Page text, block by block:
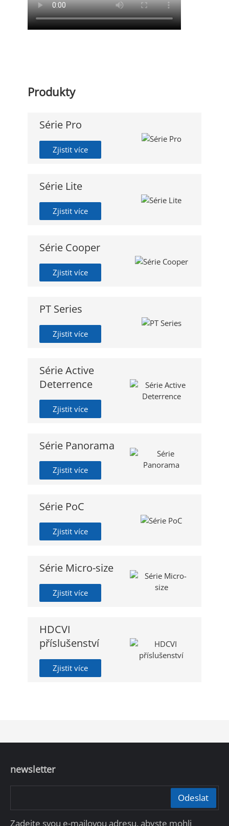
Produkty
Série Pro
Zjistit více
Série Lite
Zjistit více
Série Cooper
Zjistit více
PT Series
Zjistit více
Série Active
Deterrence
Zjistit více
Série Panorama
Zjistit více
Série PoC
Zjistit více
Série Micro-size
Zjistit více
HDCVI
příslušenství
Zjistit více
newsletter
Odeslat
Zadejte svou e-mailovou adresu, abyste mohli